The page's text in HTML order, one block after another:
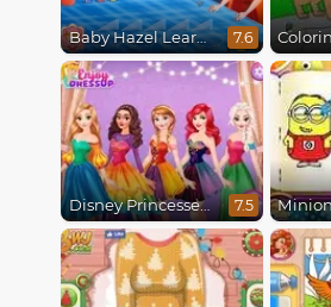
Baby Hazel Learns Colors 7.6
Disney Princesses Rainbow Dresses 7.5